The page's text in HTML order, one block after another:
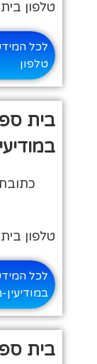
טלפון בית
לכל
טלפון
בית
טלפון בית
לכל המידע
במודיעין-
בית